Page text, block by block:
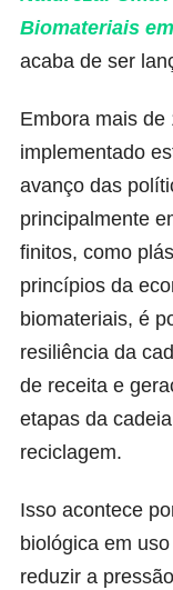
Biomateriais
acaba de ser
Embora mais de
implementado
avanço das
principalmente
finitos, como
princípios da
biomateriais, é
resiliência da
de receita e
etapas da
reciclagem.
Isso acontece
biológica em
reduzir a